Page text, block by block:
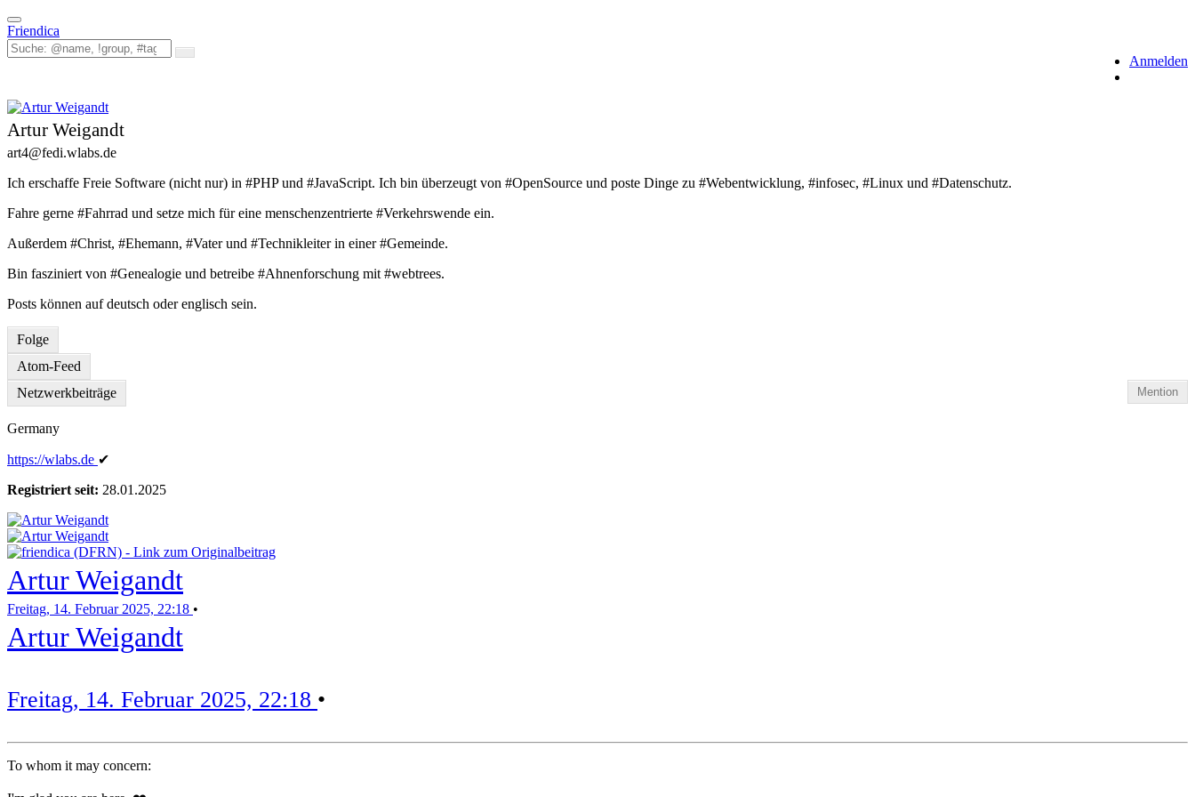
Toggle
navigation
Friendica
Anmelden
Artur Weigandt
art4@fedi.wlabs.de
Ich erschaffe Freie Software (nicht nur) in #PHP und #JavaScript. Ich bin überzeugt von #OpenSource und poste Dinge zu #Webentwicklung, #infosec, #Linux und #Datenschutz.
Fahre gerne #Fahrrad und setze mich für eine menschenzentrierte #Verkehrswende ein.
Außerdem #Christ, #Ehemann, #Vater und #Technikleiter in einer #Gemeinde.
Bin fasziniert von #Genealogie und betreibe #Ahnenforschung mit #webtrees.
Posts können auf deutsch oder englisch sein.
Folge
Atom-Feed
Mention
Netzwerkbeiträge
Germany
https://wlabs.de ✔
Registriert seit: 28.01.2025
Artur Weigandt
Freitag, 14. Februar 2025, 22:18 •
Artur Weigandt
Freitag, 14. Februar 2025, 22:18 •
To whom it may concern: